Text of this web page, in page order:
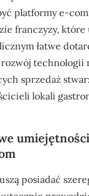
platformy e-
franczyzy,
łatwe
technologii
sprzedaż
lokali
posiadać